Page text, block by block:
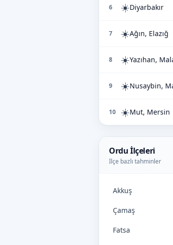
6 ☀️Diyarbakır
7 ☀️Ağın, Elazığ
8 ☀️Yazıhan,
9 ☀️Nusaybin,
10 ☀️Mut, Mersin
Ordu İlçeleri
İlçe bazlı tahminler
Akkuş
Çamaş
Fatsa